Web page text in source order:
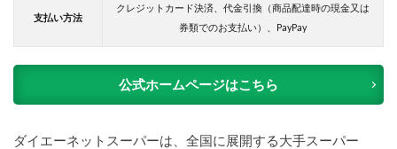
アプ
機能
や利
定期
支払い方法
クレジットカード決済、代金引換（商品配達時の現金又は
券類でのお支払い）、PayPay
公式ホームページはこちら
ダイエーネットスーパーは、全国に展開する大手スーパー